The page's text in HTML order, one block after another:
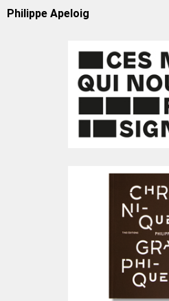
Philippe Apeloig